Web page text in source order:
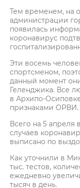
Тем временем, на
администрации
появилась
коронавирус
Эти восемь
спортсменом,
данный момент
Геленджика. Все
в Архипо-
признаками ОРВИ.
Всего на 5 апреля
случаев
выписано по
Как уточнили в
тыс. тестов,
ежедневно
тысяч в день.